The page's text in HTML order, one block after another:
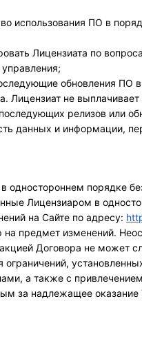
использования ПО в
Лицензиата по
обновления ПО
Лицензиат не
релизов или
данных и информации,
одностороннем порядке
Лицензиаром в
на Сайте по адресу:
на предмет изменений.
Договора не может
ограничений,
а также с
за надлежащее оказание